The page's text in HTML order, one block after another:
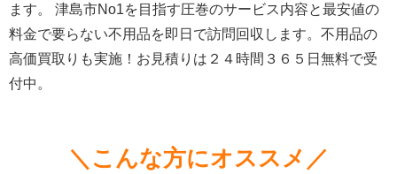
ます。 津島市No1を目指す圧巻のサービス内容と最安値の
料金で要らない不用品を即日で訪問回収します。不用品の
高価買取りも実施！お見積りは２４時間３６５日無料で受
付中。
＼こんな方にオススメ／